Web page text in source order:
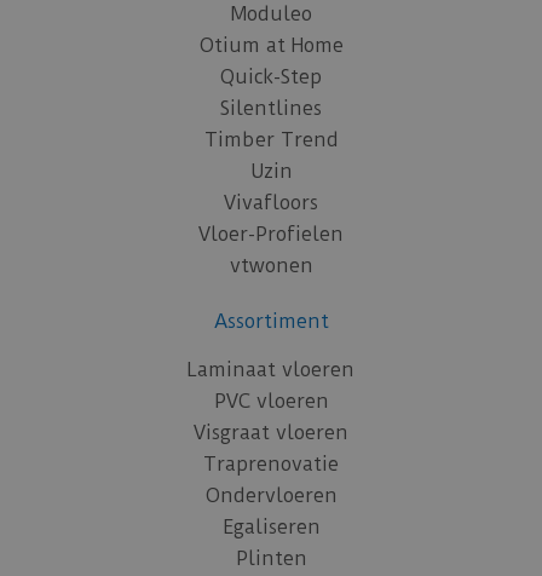
Moduleo
Otium at Home
Quick-Step
Silentlines
Timber Trend
Uzin
Vivafloors
Vloer-Profielen
vtwonen
Assortiment
Laminaat vloeren
PVC vloeren
Visgraat vloeren
Traprenovatie
Ondervloeren
Egaliseren
Plinten